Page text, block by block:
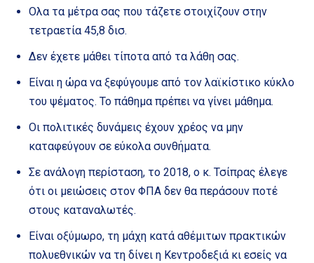
Ολα τα μέτρα σας που τάζετε στοιχίζουν στην
τετραετία 45,8 δισ.
Δεν έχετε μάθει τίποτα από τα λάθη σας.
Είναι η ώρα να ξεφύγουμε από τον λαϊκίστικο κύκλο
του ψέματος. Το πάθημα πρέπει να γίνει μάθημα.
Οι πολιτικές δυνάμεις έχουν χρέος να μην
καταφεύγουν σε εύκολα συνθήματα.
Σε ανάλογη περίσταση, το 2018, ο κ. Τσίπρας έλεγε
ότι οι μειώσεις στον ΦΠΑ δεν θα περάσουν ποτέ
στους καταναλωτές.
Είναι οξύμωρο, τη μάχη κατά αθέμιτων πρακτικών
πολυεθνικών να τη δίνει η Κεντροδεξιά κι εσείς να